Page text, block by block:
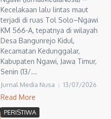
Kecelakaan lalu lintas maut
terjadi di ruas Tol Solo–Ngawi
KM 566-A, tepatnya di wilayah
Desa Bangunrejo Kidul,
Kecamatan Kedunggalar,
Kabupaten Ngawi, Jawa Timur,
Senin (13/...
Jurnal Media Nusa 13/07/2026
Read More
PERISTIWA